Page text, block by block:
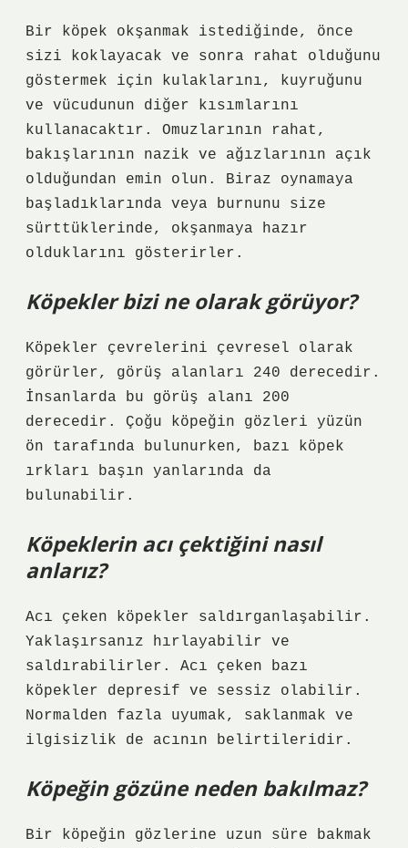
Bir köpek okşanmak istediğinde, önce
sizi koklayacak ve sonra rahat olduğunu
göstermek için kulaklarını, kuyruğunu
ve vücudunun diğer kısımlarını
kullanacaktır. Omuzlarının rahat,
bakışlarının nazik ve ağızlarının açık
olduğundan emin olun. Biraz oynamaya
başladıklarında veya burnunu size
sürttüklerinde, okşanmaya hazır
olduklarını gösterirler.
Köpekler bizi ne olarak görüyor?
Köpekler çevrelerini çevresel olarak
görürler, görüş alanları 240 derecedir.
İnsanlarda bu görüş alanı 200
derecedir. Çoğu köpeğin gözleri yüzün
ön tarafında bulunurken, bazı köpek
ırkları başın yanlarında da
bulunabilir.
Köpeklerin acı çektiğini nasıl
anlarız?
Acı çeken köpekler saldırganlaşabilir.
Yaklaşırsanız hırlayabilir ve
saldırabilirler. Acı çeken bazı
köpekler depresif ve sessiz olabilir.
Normalden fazla uyumak, saklanmak ve
ilgisizlik de acının belirtileridir.
Köpeğin gözüne neden bakılmaz?
Bir köpeğin gözlerine uzun süre bakmak